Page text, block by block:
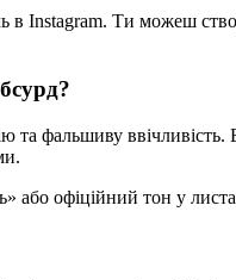
в Instagram. Ти можеш
та фальшиву
або офіційний тон у